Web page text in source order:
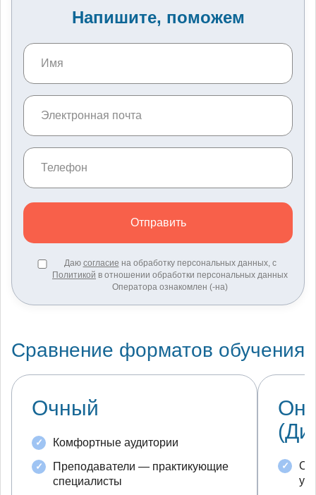
Напишите, поможем
Отправить
Даю согласие на обработку персональных данных, с
Политикой в отношении обработки персональных данных
Оператора ознакомлен (-на)
Сравнение форматов обучения
Очный
Комфортные аудитории
Преподаватели — практикующие
специалисты